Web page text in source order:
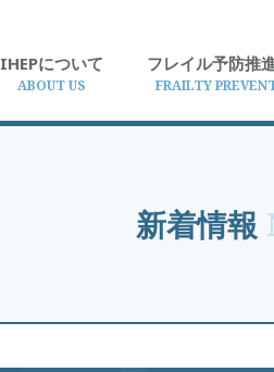
IHEPについて
ABOUT US
フレイル予防推
FRAILTY
新着情報